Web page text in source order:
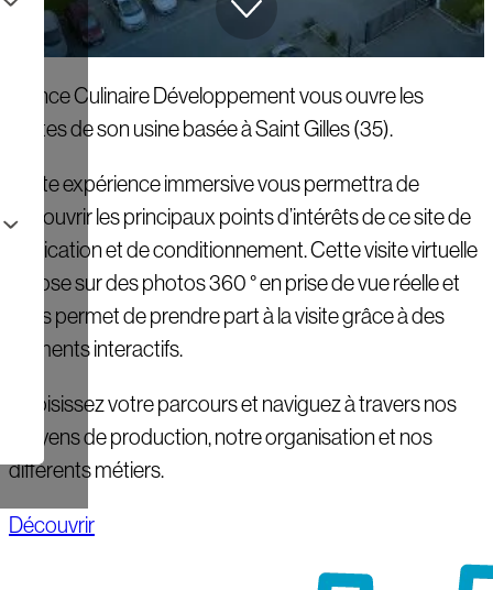
France Culinaire Développement vous ouvre les
portes de son usine basée à Saint Gilles (35).
Cette expérience immersive vous permettra de
découvrir les principaux points d’intérêts de ce site de
fabrication et de conditionnement. Cette visite virtuelle
repose sur des photos 360 ° en prise de vue réelle et
vous permet de prendre part à la visite grâce à des
éléments interactifs.
Choisissez votre parcours et naviguez à travers nos
moyens de production, notre organisation et nos
différents métiers.
Découvrir